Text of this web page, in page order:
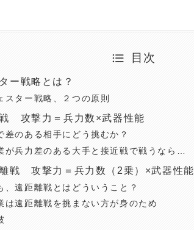
目次
ー戦略とは？
スター戦略、２つの原則
攻撃力＝兵力数×武器性能
差のある相手にどう挑むか？
が兵力差のある大手と接近戦で戦うなら…
戦 攻撃力＝兵力数（2乗）×武器性能
、遠距離戦とはどういうこと？
は遠距離戦を挑まない方が身のため